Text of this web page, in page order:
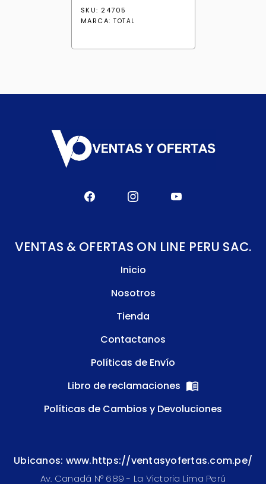
SKU: 24705
MARCA: TOTAL
VENTAS & OFERTAS ON LINE PERU SAC.
Inicio
Nosotros
Tienda
Contactanos
Políticas de Envío
Libro de reclamaciones
Políticas de Cambios y Devoluciones
Ubicanos: www.https://ventasyofertas.com.pe/
Av. Canadá N° 689 - La Victoria Lima Perú